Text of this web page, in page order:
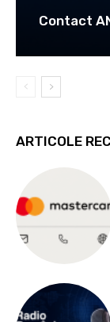
Contact
ARTICOLE